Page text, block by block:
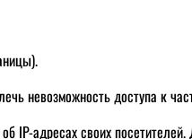
невозможность доступа к
IP-адресах своих